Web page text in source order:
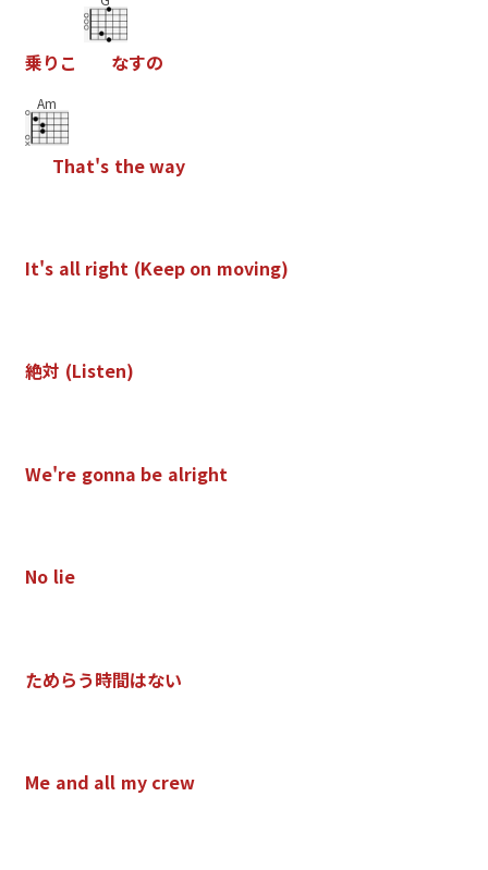
乗り こ なすの
Am
That's theway
It's all right (Keep on moving)
絶対 (Listen)
We're gonna be alright
No lie
ためらう時間はない
Me and all my crew